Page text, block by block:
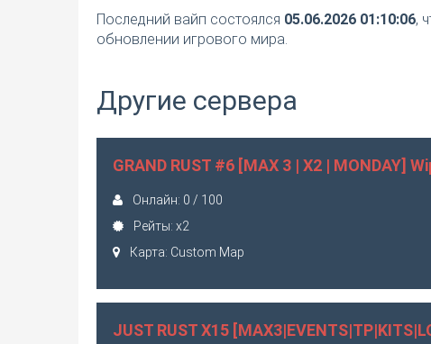
Последний вайп состоялся 05.06.2026 01:10:06,
обновлении игрового мира.
Другие сервера
GRAND RUST #6 [MAX 3 | X2 | MONDAY]
Онлайн: 0 / 100
Рейты: x2
Карта: Custom Map
JUST RUST X15